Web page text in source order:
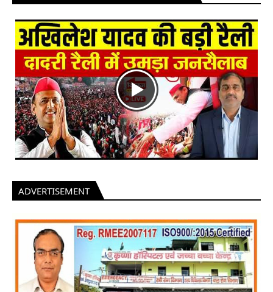
ADVERTISEMENT